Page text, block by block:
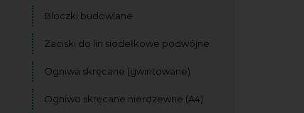
Bloczki budowlane
Zaciski do lin siodełkowe podwójne
Ogniwa skręcane (gwintowane)
Ogniwo skręcane nierdzewne (A4)